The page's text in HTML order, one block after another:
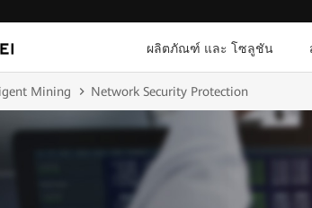
ผลิตภัณฑ์ และ โซลูชัน
Mining Network Security Protection